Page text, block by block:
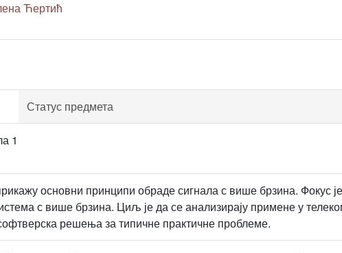
Ћертић
Статус предмета
1
основни принципи обраде сигнала с више брзина. Фокус
с више брзина. Циљ је да се анализирају примене у
решења за типичне практичне проблеме.